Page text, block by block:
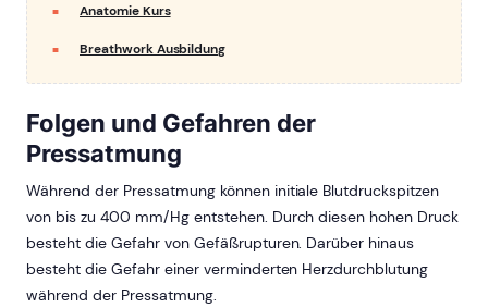
Anatomie Kurs
Breathwork Ausbildung
Folgen und Gefahren der
Pressatmung
Während der Pressatmung können initiale Blutdruckspitzen
von bis zu 400 mm/Hg entstehen. Durch diesen hohen Druck
besteht die Gefahr von Gefäßrupturen. Darüber hinaus
besteht die Gefahr einer verminderten Herzdurchblutung
während der Pressatmung.